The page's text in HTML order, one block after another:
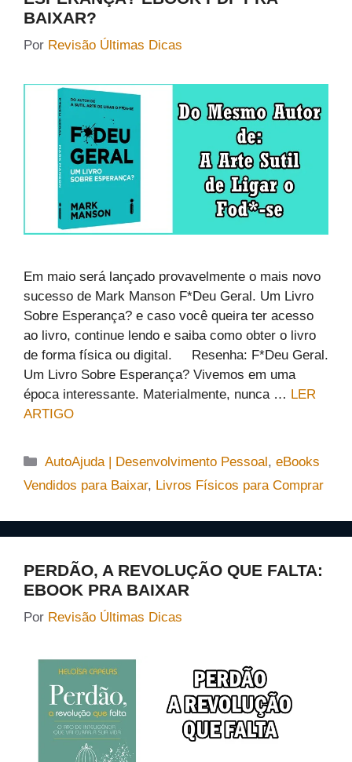
BAIXAR?
Por Revisão Últimas Dicas
Em maio será lançado provavelmente o mais novo
sucesso de Mark Manson F*Deu Geral. Um Livro
Sobre Esperança? e caso você queira ter acesso
ao livro, continue lendo e saiba como obter o livro
de forma física ou digital. Resenha: F*Deu Geral.
Um Livro Sobre Esperança? Vivemos em uma
época interessante. Materialmente, nunca … LER
ARTIGO
Categorias
AutoAjuda | Desenvolvimento Pessoal,eBooks
Vendidos para Baixar, Livros Físicos para Comprar
PERDÃO, A REVOLUÇÃO QUE FALTA:
EBOOK PRA BAIXAR
Por Revisão Últimas Dicas